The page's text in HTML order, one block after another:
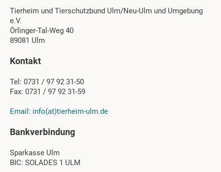
Tierheim und Tierschutzbund Ulm/Neu-Ulm und Umgebung
e.V.
Örlinger-Tal-Weg 40
89081 Ulm
Kontakt
Tel: 0731 / 97 92 31-50
Fax: 0731 / 97 92 31-59
Email: info(at)tierheim-ulm.de
Bankverbindung
Sparkasse Ulm
BIC: SOLADES 1 ULM